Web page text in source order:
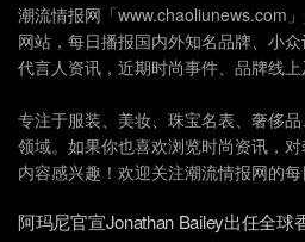
潮流情报网「www.chaoliunews.com
网站，每日播报国内外知名品牌、小
代言人资讯，近期时尚事件、品牌线上
专注于服装、美妆、珠宝名表、奢侈
领域。如果你也喜欢浏览时尚资讯，
内容感兴趣！欢迎关注潮流情报网的每
阿玛尼官宣Jonathan Bailey出任全球